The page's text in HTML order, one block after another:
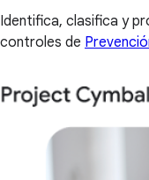
Identifica, clasifica y
controles de